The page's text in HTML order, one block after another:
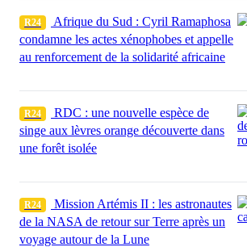
R24
Afrique du Sud : Cyril Ramaphosa
condamne les actes xénophobes et appelle
au renforcement de la solidarité africaine
R24
RDC : une nouvelle espèce de
singe aux lèvres orange découverte dans
une forêt isolée
R24
Mission Artémis II : les astronautes
de la NASA de retour sur Terre après un
voyage autour de la Lune